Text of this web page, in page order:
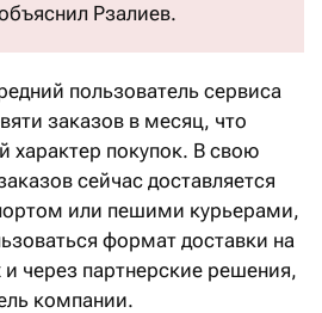
Рзалиев.
пользователь сервиса
заказов в месяц, что
характер покупок. В свою
сейчас доставляется
или пешими курьерами,
формат доставки на
и через партнерские решения,
компании.